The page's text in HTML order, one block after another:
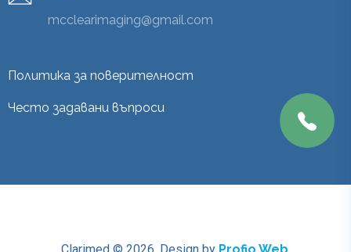
mcclearimaging@gmail.com
Политика за поверителност
Често задавани въпроси